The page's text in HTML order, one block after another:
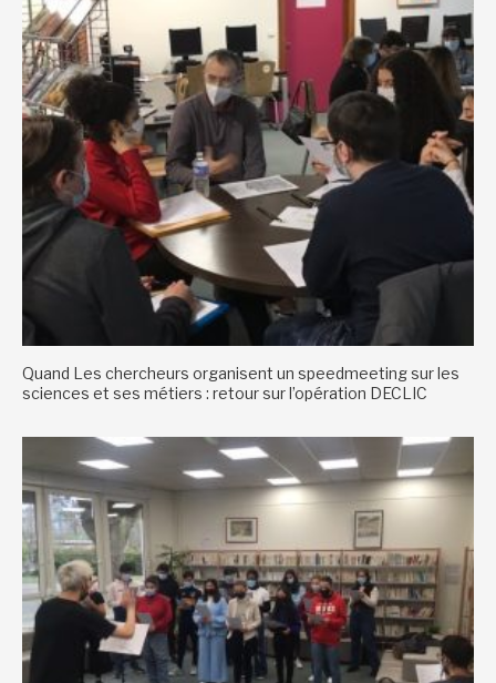
Quand Les chercheurs organisent un speedmeeting sur les
sciences et ses métiers : retour sur l’opération DECLIC